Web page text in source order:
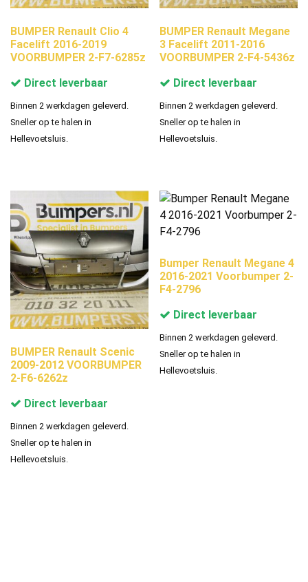
BUMPER Renault Clio 4
Facelift 2016-2019
VOORBUMPER 2-F7-6285z
Direct leverbaar
Binnen 2 werkdagen geleverd.
Sneller op te halen in
Hellevoetsluis.
BUMPER Renault Megane
3 Facelift 2011-2016
VOORBUMPER 2-F4-5436z
Direct leverbaar
Binnen 2 werkdagen geleverd.
Sneller op te halen in
Hellevoetsluis.
BUMPER Renault Scenic
2009-2012 VOORBUMPER
2-F6-6262z
Direct leverbaar
Binnen 2 werkdagen geleverd.
Sneller op te halen in
Hellevoetsluis.
Bumper Renault Megane 4
2016-2021 Voorbumper 2-
F4-2796
Direct leverbaar
Binnen 2 werkdagen geleverd.
Sneller op te halen in
Hellevoetsluis.